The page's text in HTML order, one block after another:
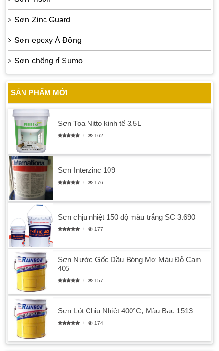
Sơn Zinc Guard
Sơn epoxy Á Đông
Sơn chống rỉ Sumo
SẢN PHẨM MỚI
Sơn Toa Nitto kinh tế 3.5L
162
Sơn Interzinc 109
176
Sơn chịu nhiệt 150 độ màu trắng SC 3.690
177
Sơn Nước Gốc Dầu Bóng Mờ Màu Đỏ Cam
405
157
Sơn Lót Chịu Nhiệt 400°C, Màu Bạc 1513
174